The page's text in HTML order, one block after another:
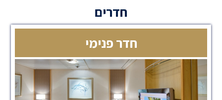
חדרים
חדר פנימי